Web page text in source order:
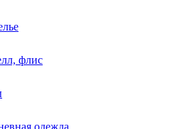
флис
одежда